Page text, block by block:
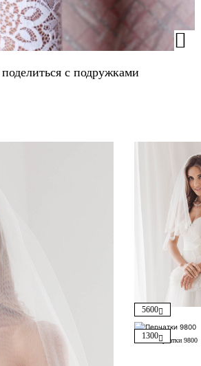
поделиться с подружками
5600
1300Перчатки 9800